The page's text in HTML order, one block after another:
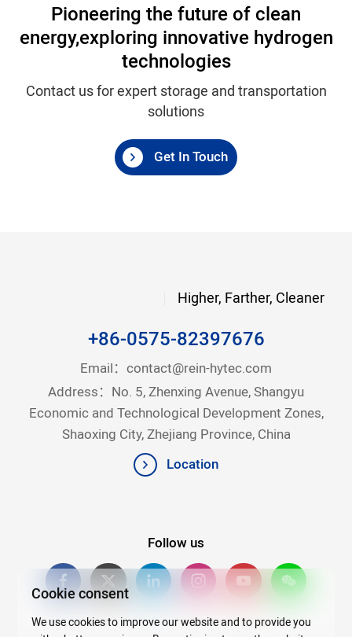
Pioneering the future of clean
energy,exploring innovative hydrogen
technologies
Contact us for expert storage and transportation
solutions
Get In Touch
Higher, Farther, Cleaner
+86-0575-82397676
Email： contact@rein-hytec.com
Address：No. 5, Zhenxing Avenue, Shangyu
Economic and Technological Development Zones,
Shaoxing City, Zhejiang Province, China
Location
Follow us
Cookie consent
We use cookies to improve our website and to provide you